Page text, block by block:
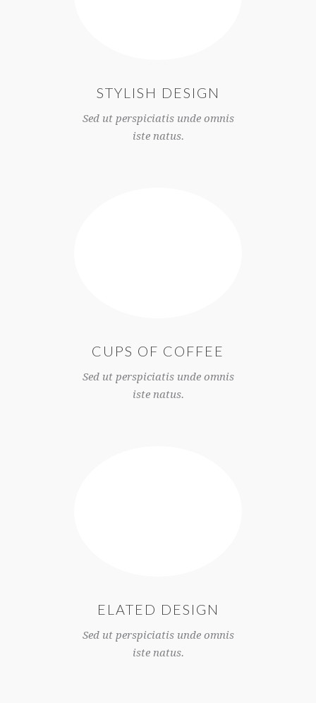
STYLISH DESIGN
Sed ut perspiciatis unde omnis
iste natus.
CUPS OF COFFEE
Sed ut perspiciatis unde omnis
iste natus.
ELATED DESIGN
Sed ut perspiciatis unde omnis
iste natus.